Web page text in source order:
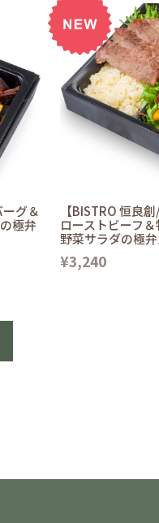
グ＆
極弁
【BISTRO 恒良
ローストビーフ
野菜サラダの極弁
¥3,240